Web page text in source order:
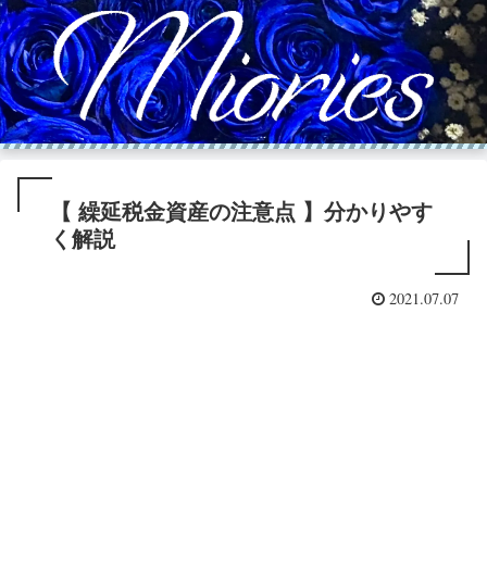
【 繰延税金資産の注意点 】分かりやす
く解説
2021.07.07